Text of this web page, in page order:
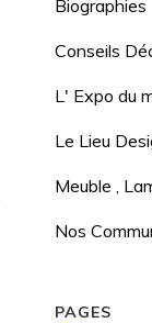
Biographies
Conseils
L' Expo du
Le Lieu
Meuble ,
Nos
PAGES